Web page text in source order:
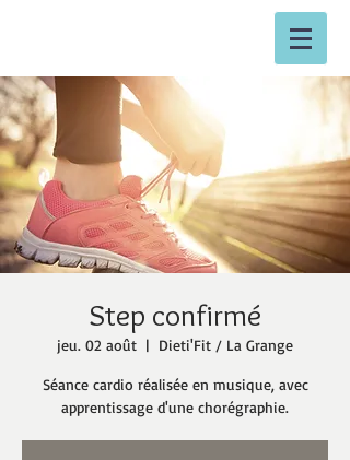
Step confirmé
jeu. 02 août
  |
Dieti'Fit / La Grange
Séance cardio réalisée en musique, avec
apprentissage d'une chorégraphie.